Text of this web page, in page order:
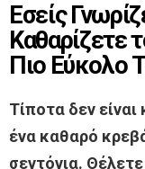
Εσείς
Καθαρίζετε
Πιο Εύκολο
Τίποτα δεν
ένα καθαρό
σεντόνια.